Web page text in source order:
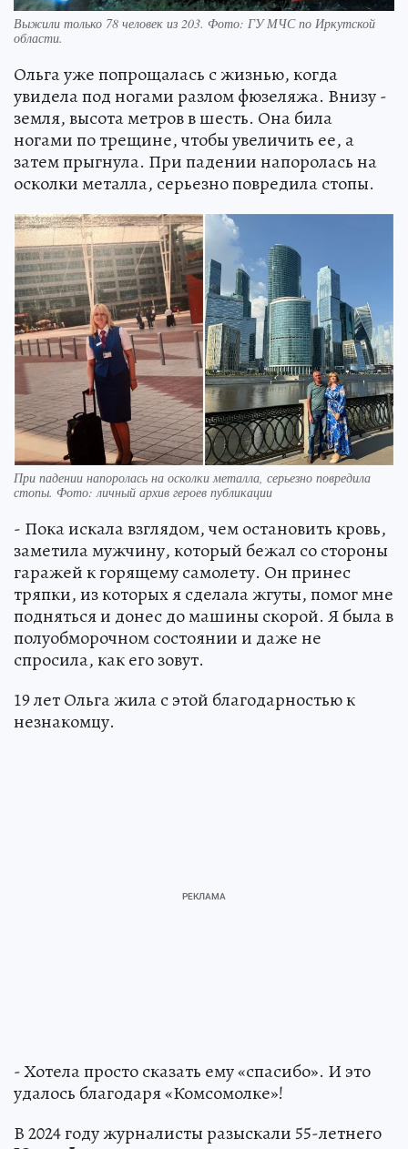
Выжили только 78 человек из 203. Фото: ГУ МЧС по Иркутской
области.
Ольга уже попрощалась с жизнью, когда
увидела под ногами разлом фюзеляжа. Внизу -
земля, высота метров в шесть. Она била
ногами по трещине, чтобы увеличить ее, а
затем прыгнула. При падении напоролась на
осколки металла, серьезно повредила стопы.
При падении напоролась на осколки металла, серьезно повредила
стопы. Фото: личный архив героев публикации
- Пока искала взглядом, чем остановить кровь,
заметила мужчину, который бежал со стороны
гаражей к горящему самолету. Он принес
тряпки, из которых я сделала жгуты, помог мне
подняться и донес до машины скорой. Я была в
полуобморочном состоянии и даже не
спросила, как его зовут.
19 лет Ольга жила с этой благодарностью к
незнакомцу.
- Хотела просто сказать ему «спасибо». И это
удалось благодаря «Комсомолке»!
В 2024 году журналисты разыскали 55-летнего